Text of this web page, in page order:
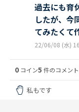
過去にも育
したが、今
てみたくて
22/06/08 (水)
0 コイン5 件のコメント
私もです